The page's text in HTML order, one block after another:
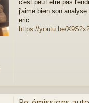
s
a
g
c'est peut être pas
j'aime bien son analyse
eric
https://youtu.be/